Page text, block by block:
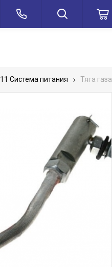
11 Система питания Тяга